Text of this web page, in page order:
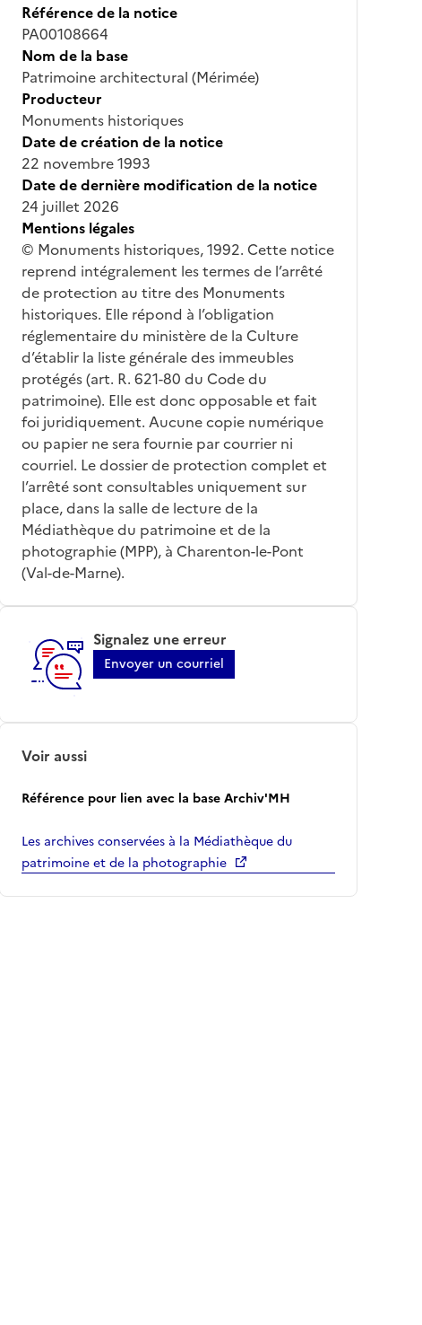
Référence de la notice
PA00108664
Nom de la base
Patrimoine architectural (Mérimée)
Producteur
Monuments historiques
Date de création de la notice
22 novembre 1993
Date de dernière modification de la notice
24 juillet 2026
Mentions légales
© Monuments historiques, 1992. Cette notice
reprend intégralement les termes de l’arrêté
de protection au titre des Monuments
historiques. Elle répond à l’obligation
réglementaire du ministère de la Culture
d’établir la liste générale des immeubles
protégés (art. R. 621-80 du Code du
patrimoine). Elle est donc opposable et fait
foi juridiquement. Aucune copie numérique
ou papier ne sera fournie par courrier ni
courriel. Le dossier de protection complet et
l’arrêté sont consultables uniquement sur
place, dans la salle de lecture de la
Médiathèque du patrimoine et de la
photographie (MPP), à Charenton-le-Pont
(Val-de-Marne).
Signalez une erreur
Envoyer un courriel
Voir aussi
Référence pour lien avec la base Archiv'MH
Les archives conservées à la Médiathèque du
patrimoine et de la photographie